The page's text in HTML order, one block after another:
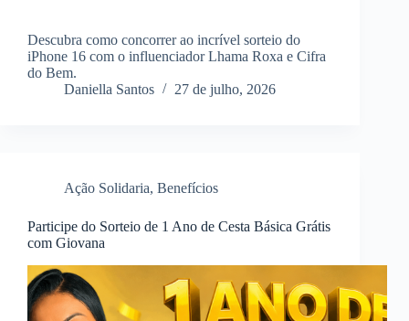
Descubra como concorrer ao incrível sorteio do
iPhone 16 com o influenciador Lhama Roxa e Cifra
do Bem.
Daniella Santos
27 de julho, 2026
Ação Solidaria, Benefícios
Participe do Sorteio de 1 Ano de Cesta Básica Grátis
com Giovana